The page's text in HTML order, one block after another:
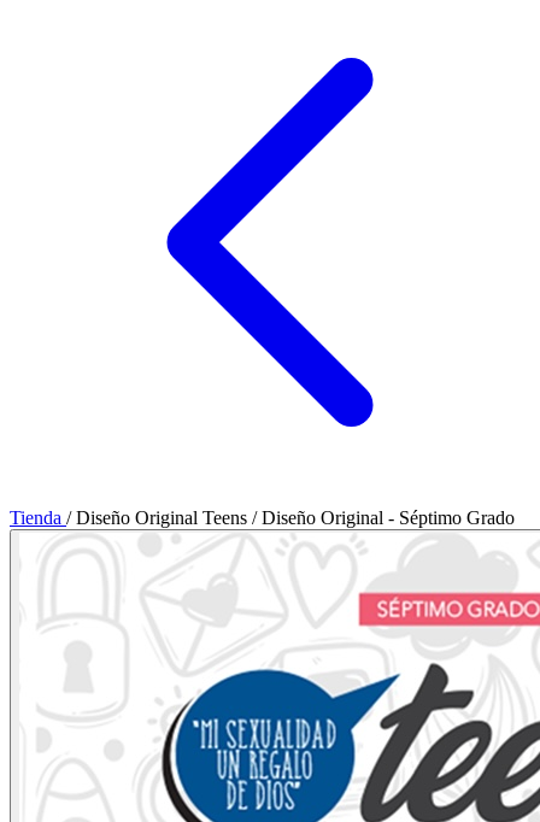
Tienda / Diseño Original Teens / Diseño Original - Séptimo Grado